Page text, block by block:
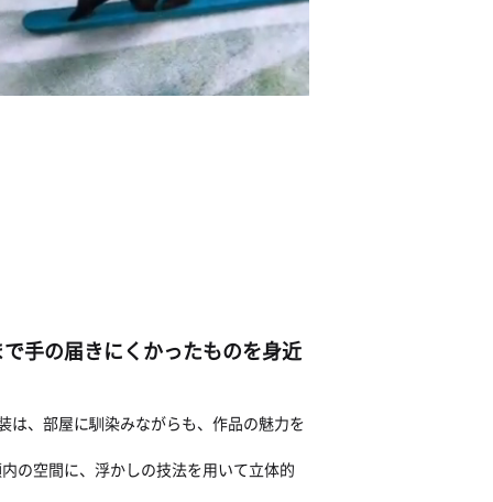
手の届きにくかったものを身近
は、部屋に馴染みながらも、作品の魅力を
の空間に、浮かしの技法を用いて立体的